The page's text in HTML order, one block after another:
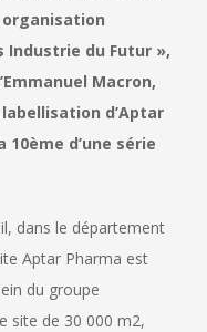
organisation
Industrie du Futur »,
Macron,
d’Aptar
10ème d’une série
dans le département
Aptar Pharma est
du groupe
site de 30 000 m2,